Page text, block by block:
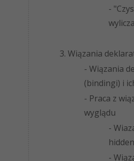
-
3. Wiązania
- Wiązania
(bindingi) i
- Praca z
wyglądu
-
hidden
-